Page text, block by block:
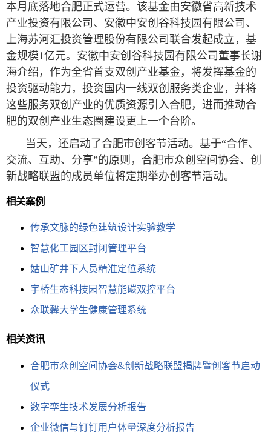
本月底落地合肥正式运营。该基金由安徽省高新技术
产业投资有限公司、安徽中安创谷科技园有限公司、
上海苏河汇投资管理股份有限公司联合发起成立，基
金规模1亿元。安徽中安创谷科技园有限公司董事长谢
海介绍，作为全省首支双创产业基金，将发挥基金的
投资驱动能力，投资国内一线双创服务类企业，并将
这些服务双创产业的优质资源引入合肥，进而推动合
肥的双创产业生态圈建设更上一个台阶。
当天，还启动了合肥市创客节活动。基于“合作、
交流、互助、分享”的原则，合肥市众创空间协会、创
新战略联盟的成员单位将定期举办创客节活动。
相关案例
传承文脉的绿色建筑设计实验教学
智慧化工园区封闭管理平台
姑山矿井下人员精准定位系统
宇桥生态科技园智慧能碳双控平台
众联馨大学生健康管理系统
相关资讯
合肥市众创空间协会&创新战略联盟揭牌暨创客节启动
仪式
数字孪生技术发展分析报告​
企业微信与钉钉用户体量深度分析报告